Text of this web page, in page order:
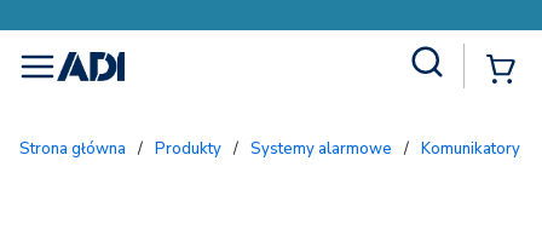
menu
Strona główna / Produkty / Systemy alarmowe / Komunikatory i